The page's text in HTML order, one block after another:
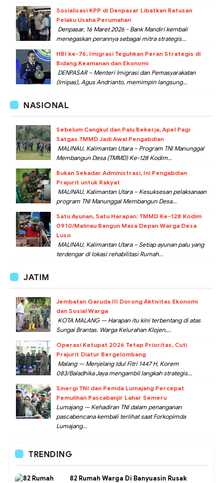
Sosialisasi KPP di Denpasar Libatkan Ratusan
Pelaku Usaha Perumahan
Denpasar, 16 Maret 2026 - Bank Mandiri kembali
menegaskan perannya sebagai mitra strategis...
HBI ke-76, Imigrasi Teguhkan Peran Strategis di
Bidang Keamanan dan Ekonomi
DENPASAR – Menteri Imigrasi dan Pemasyarakatan
(Imipas), Agus Andrianto, memimpin langsung...
NASIONAL
Sebelum Cangkul dan Palu Bekerja, Apel Pagi
Satgas TMMD Jadi Awal Pengabdian
MALINAU, Kalimantan Utara – Program TNI Manunggal
Membangun Desa (TMMD) Ke-128 Kodim...
Bukan Sekadar Administrasi, Ini Pengabdian
Prajurit untuk Rakyat
MALINAU, Kalimantan Utara – Kesuksesan pelaksanaan
program TNI Manunggal Membangun Desa...
Satu Ayunan, Satu Harapan: TMMD Ke-128 Kodim
0910/Malinau Bangun Masa Depan Warga Desa
Luso
MALINAU, Kalimantan Utara – Setiap ayunan palu yang
terdengar di lokasi rehabilitasi Rumah...
JATIM
Jembatan Garuda III Dorong Aktivitas Ekonomi
dan Sosial Warga
KOTA MALANG — Harapan itu kini terbentang di atas
Sungai Brantas. Warga Kelurahan Klojen,...
Operasi Ketupat 2026 Tetap Prioritas, Cuti
Prajurit Diatur Bergelombang
Malang — Menjelang Idul Fitri 1447 H, Korem
083/Baladhika Jaya mengambil langkah strategis...
Sinergi TNI dan Pemda Lumajang Percepat
Pemulihan Pascabanjir Lahar Semeru
Lumajang — Kehadiran TNI dalam penanganan
pascabencana kembali terlihat saat Forkopimda
Lumajang...
TRENDING
82 Rumah Warga Di Banyuasin Rusak